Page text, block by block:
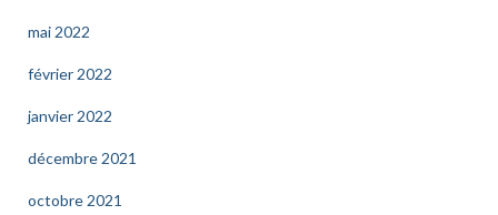
mai 2022
février 2022
janvier 2022
décembre 2021
octobre 2021